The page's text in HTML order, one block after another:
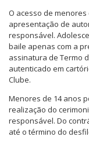
O acesso de
apresentação de
responsável.
baile apenas com a
assinatura de Termo
autenticado em
Clube.
Menores de 14 anos
realização do
responsável. Do
até o término do